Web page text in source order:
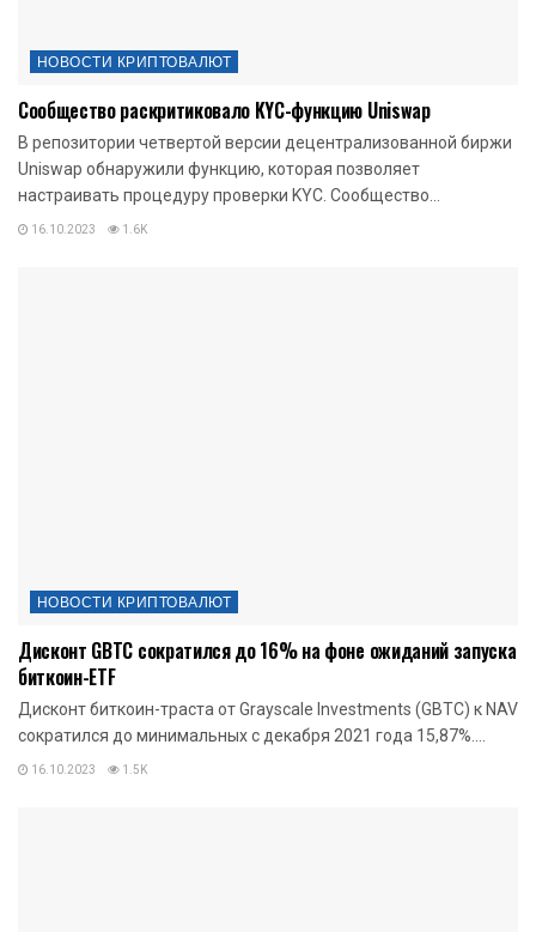
НОВОСТИ КРИПТОВАЛЮТ
Сообщество раскритиковало KYC-функцию Uniswap
В репозитории четвертой версии децентрализованной биржи
Uniswap обнаружили функцию, которая позволяет
настраивать процедуру проверки KYC. Сообщество...
16.10.2023 1.6K
НОВОСТИ КРИПТОВАЛЮТ
Дисконт GBTC сократился до 16% на фоне ожиданий запуска
биткоин-ETF
Дисконт биткоин-траста от Grayscale Investments (GBTC) к NAV
сократился до минимальных с декабря 2021 года 15,87%....
16.10.2023 1.5K